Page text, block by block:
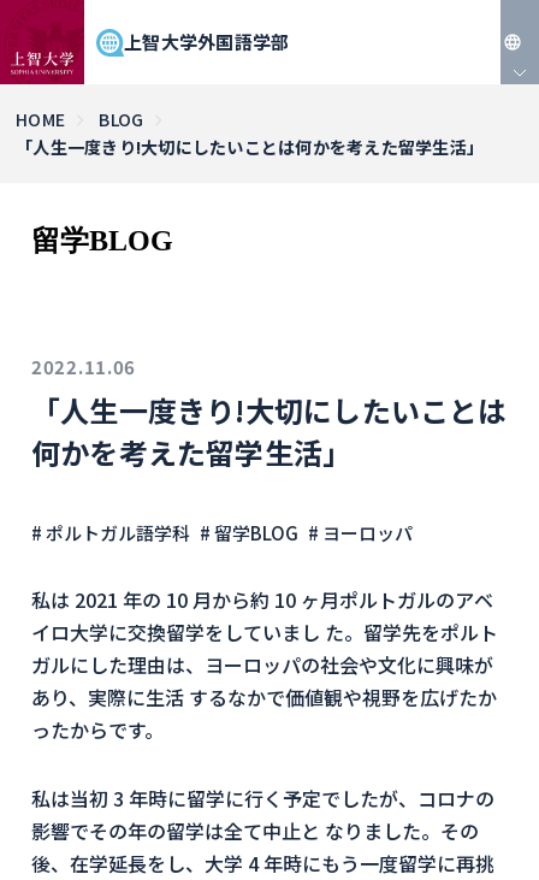
上智大学外国語学部
HOME
BLOG
「人生一度きり!大切にしたいことは何かを考えた留学生活」
留学BLOG
2022.11.06
「人生一度きり!大切にしたいことは
何かを考えた留学生活」
# ポルトガル語学科 # 留学BLOG # ヨーロッパ
私は 2021 年の 10 月から約 10 ヶ月ポルトガルのアベ
イロ大学に交換留学をしていまし た。留学先をポルト
ガルにした理由は、ヨーロッパの社会や文化に興味が
あり、実際に生活 するなかで価値観や視野を広げたか
ったからです。
私は当初 3 年時に留学に行く予定でしたが、コロナの
影響でその年の留学は全て中止と なりました。その
後、在学延長をし、大学 4 年時にもう一度留学に再挑